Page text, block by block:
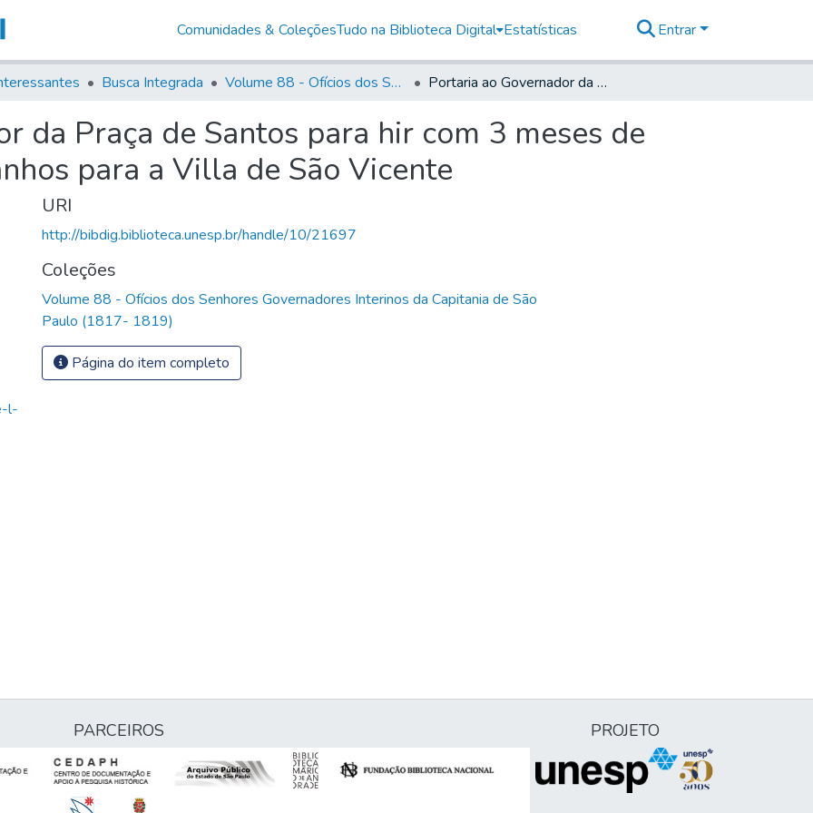
Comunidades & ColeçõesTudo na Biblioteca Digital Estatísticas Entrar
Busca Integrada Volume 88 - Ofícios dos Senhores Governadores Interinos da Capitania de São Paulo (1817- 1819) Portaria ao Governador da Praça de Santos para hir com 3 meses de Licença ao uzo dos Banhos para a Villa de São Vicente
da Praça de Santos para hir com 3 meses de
para a Villa de São Vicente
l-
URI
http://bibdig.biblioteca.unesp.br/handle/10/21697
Coleções
Volume 88 - Ofícios dos Senhores Governadores Interinos da Capitania de São
Paulo (1817- 1819)
Página do item completo
PARCEIROS PROJETO